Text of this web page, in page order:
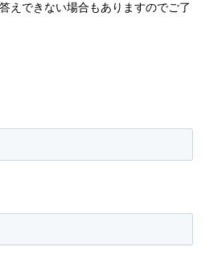
えできない場合もありますのでご了